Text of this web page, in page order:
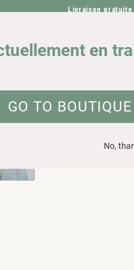
ALLERLivraison gratuite
SUR LE PRODUIT
en
GO TO
No,